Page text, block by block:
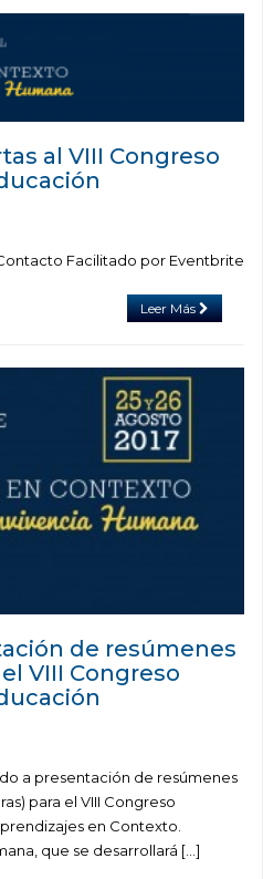
al VIII Congreso
Facilitado por Eventbrite
Leer Más
de resúmenes
VIII Congreso
a presentación de resúmenes
para el VIII Congreso
en Contexto.
que se desarrollará […]